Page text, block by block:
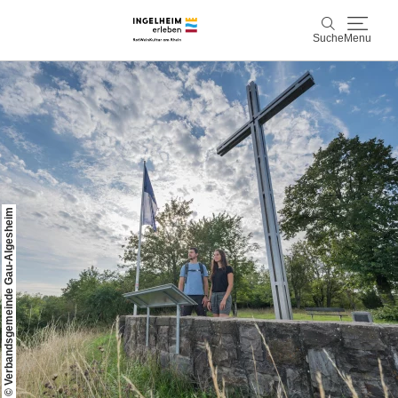
Suche Menu
Suche
Entdecken & Erleben
Wein & Genuss
Kaiserpfalz, Kunst & Kultur
Planen & Buchen
Info & Service
Leichte SpracheUnterkünfteErlebnisse buchen
© Verbandsgemeinde Gau-Algesheim